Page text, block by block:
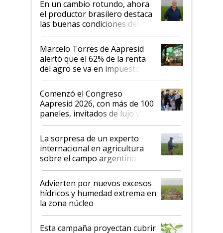
sistema productivo"
En un cambio rotundo, ahora
el productor brasilero destaca
las buenas condiciones del
agro argentino para invertir:
"Los veo más motivados"
Marcelo Torres de Aapresid
alertó que el 62% de la renta
del agro se va en impuestos:
"No es bueno que en
Argentina se sigan discutiendo
las mismas cosas de hace 50
años"
Comenzó el Congreso
Aapresid 2026, con más de 100
paneles, invitados de lujo y
todas las tendencias
La sorpresa de un experto
internacional en agricultura
sobre el campo argentino:
"Estoy muy impresionado"
Advierten por nuevos excesos
hídricos y humedad extrema en
la zona núcleo
Esta campaña proyectan cubrir